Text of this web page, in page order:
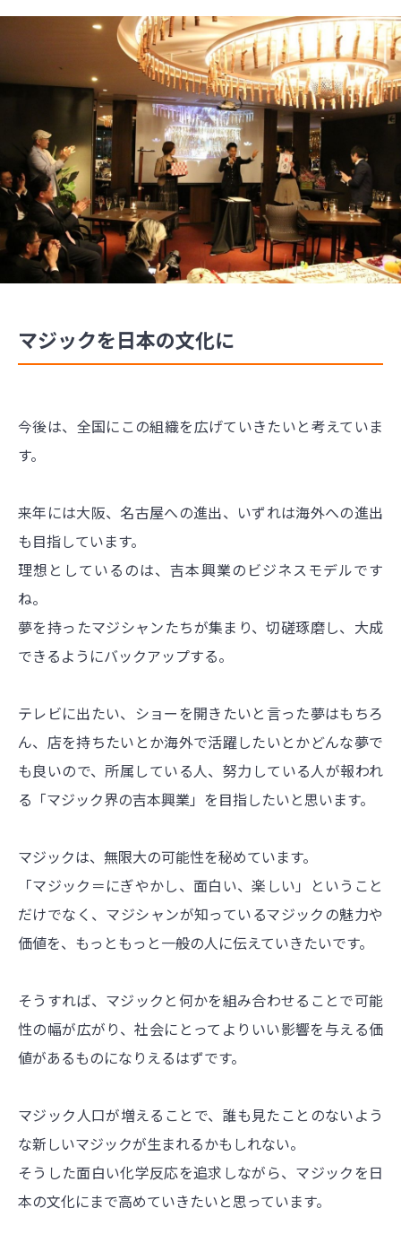
マジックを日本の文化に
今後は、全国にこの組織を広げていきたいと考えていま
す。
来年には大阪、名古屋への進出、いずれは海外への進出
も目指しています。
理想としているのは、吉本興業のビジネスモデルです
ね。
夢を持ったマジシャンたちが集まり、切磋琢磨し、大成
できるようにバックアップする。
テレビに出たい、ショーを開きたいと言った夢はもちろ
ん、店を持ちたいとか海外で活躍したいとかどんな夢で
も良いので、所属している人、努力している人が報われ
る「マジック界の吉本興業」を目指したいと思います。
マジックは、無限大の可能性を秘めています。
「マジック＝にぎやかし、面白い、楽しい」ということ
だけでなく、マジシャンが知っているマジックの魅力や
価値を、もっともっと一般の人に伝えていきたいです。
そうすれば、マジックと何かを組み合わせることで可能
性の幅が広がり、社会にとってよりいい影響を与える価
値があるものになりえるはずです。
マジック人口が増えることで、誰も見たことのないよう
な新しいマジックが生まれるかもしれない。
そうした面白い化学反応を追求しながら、マジックを日
本の文化にまで高めていきたいと思っています。